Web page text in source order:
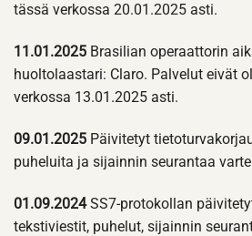
tässä verkossa 20.01.2025 asti.
11.01.2025 Brasilian operaattorin
huoltolaastari: Claro. Palvelut eivät
verkossa 13.01.2025 asti.
09.01.2025 Päivitetyt
puheluita ja sijainnin seurantaa
01.09.2024SS7-protokollan
tekstiviestit, puhelut, sijainnin